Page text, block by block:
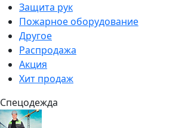
Защита рук
Пожарное оборудование
Другое
Распродажа
Акция
Хит продаж
Спецодежда